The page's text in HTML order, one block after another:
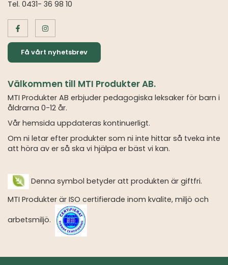
Tel. 0431- 36 98 10
Få vårt nyhetsbrev
Välkommen till MTI Produkter AB.
MTI Produkter AB erbjuder pedagogiska leksaker för barn i
åldrarna 0-12 år.
Vår hemsida uppdateras kontinuerligt.
Om ni letar efter produkter som ni inte hittar så tveka inte
att höra av er så ska vi hjälpa er bäst vi kan.
Denna symbol betyder att produkten är giftfri.
MTI Produkter är ISO certifierade inom kvalite, miljö och
arbetsmiljö.